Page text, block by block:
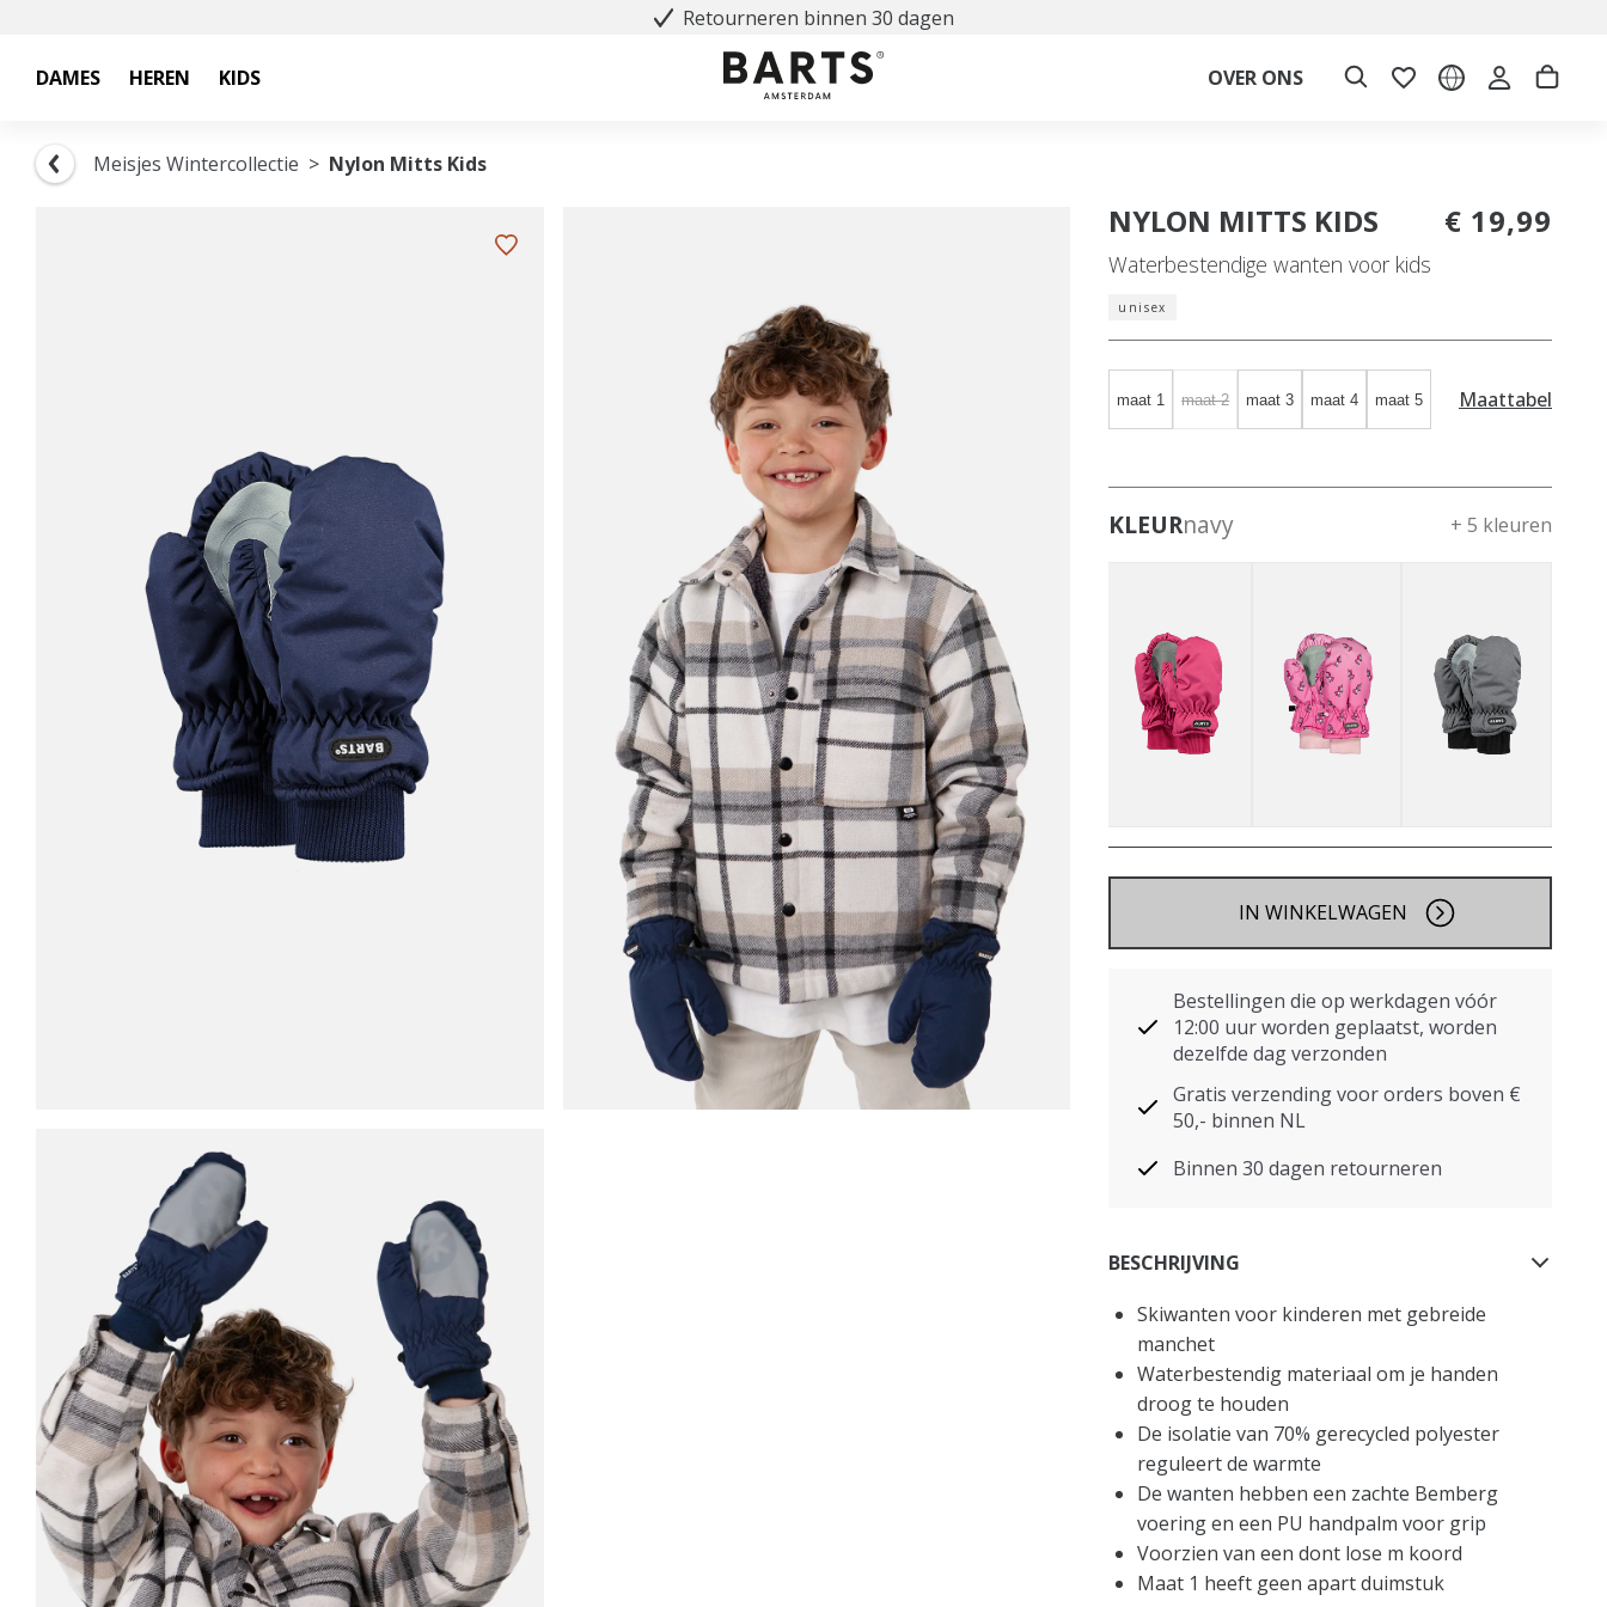
Retourneren binnen 30 dagen
DAMES HEREN KIDS OVER ONS
Meisjes Wintercollectie Nylon Mitts Kids
NYLON MITTS KIDS
Waterbestendige wanten voor kids
€ 19,99
unisex
maat 1 maat 2 maat 3 maat 4 maat 5 Maattabel
KLEURnavy + 5 kleuren
IN WINKELWAGEN
Bestellingen die op werkdagen vóór
12:00 uur worden geplaatst, worden
dezelfde dag verzonden
Gratis verzending voor orders boven €
50,- binnen NL
Binnen 30 dagen retourneren
BESCHRIJVING
Skiwanten voor kinderen met gebreide
manchet
Waterbestendig materiaal om je handen
droog te houden
De isolatie van 70% gerecycled polyester
reguleert de warmte
De wanten hebben een zachte Bemberg
voering en een PU handpalm voor grip
Voorzien van een dont lose m koord
Maat 1 heeft geen apart duimstuk